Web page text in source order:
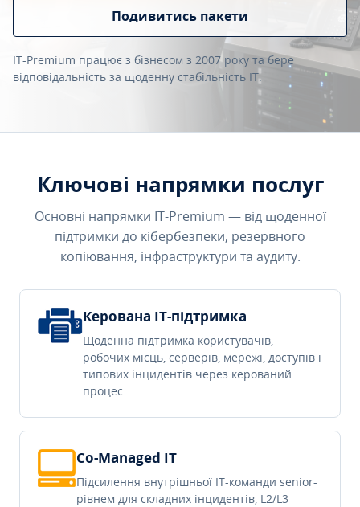
Подивитись пакети
IT-Premium працює з бізнесом з 2007 року та бере
відповідальність за щоденну стабільність IT.
Ключові напрямки послуг
Основні напрямки IT-Premium — від щоденної
підтримки до кібербезпеки, резервного
копіювання, інфраструктури та аудиту.
Керована IT-підтримка
Щоденна підтримка користувачів,
робочих місць, серверів, мережі, доступів і
типових інцидентів через керований
процес.
Co-Managed IT
Підсилення внутрішньої IT-команди senior-
рівнем для складних інцидентів, L2/L3